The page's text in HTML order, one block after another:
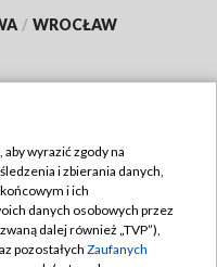
/ WROCŁAW
TVP
wyrazić zgody na
i zbierania danych,
i ich
danych osobowych przez
dalej również „TVP”),
pozostałych Zaufanych